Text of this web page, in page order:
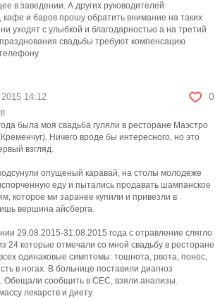
в заведении. А других руководителей
кафе и баров прошу обратить внимание на таких
уходят с улыбкой и благодарностью а на третий
свадьбы требуют компенсацию
0
14:12
была моя свадьба гуляли в ресторане Маэстро
Ничего вроде бы интересного, но это
взгляд.
опущеный каравай, на столы молодеже
еду и пытались продавать шампанское
которое ми заранее купили и привезли в
вершина айсберга.
29.08.2015-31.08.2015 года с отравление слягло
24 которые отмечали со мной свадьбу в ресторане
одинаковые симптомы: тошнота, рвота, понос,
в ногах. В больнице поставили диагноз
Обещали сообщить в СЕС, взяли анализы.
лекарств и диету.